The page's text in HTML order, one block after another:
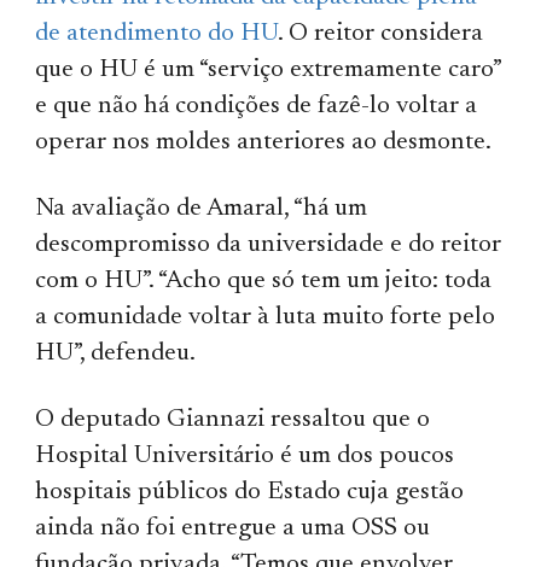
de atendimento do HU. O reitor considera
que o HU é um “serviço extremamente caro”
e que não há condições de fazê-lo voltar a
operar nos moldes anteriores ao desmonte.
Na avaliação de Amaral, “há um
descompromisso da universidade e do reitor
com o HU”. “Acho que só tem um jeito: toda
a comunidade voltar à luta muito forte pelo
HU”, defendeu.
O deputado Giannazi ressaltou que o
Hospital Universitário é um dos poucos
hospitais públicos do Estado cuja gestão
ainda não foi entregue a uma OSS ou